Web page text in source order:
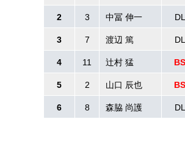
2 3 中冨 伸一 DL
3 7 渡辺 篤 DL
4 11 辻村 猛 BS
5 2 山口 辰也 BS
6 8 森脇 尚護 DL